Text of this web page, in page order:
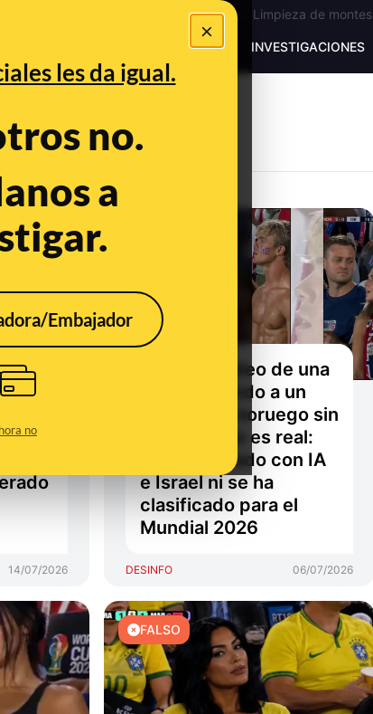
×
les da igual.
no.
a
Embajador
no
Bulos Ceuta • Limpieza de montes
PREBUNKING INVESTIGACIONES
una
un
14/07/2026
No, este vídeo de una
mujer mirando a un
aficionado noruego sin
camiseta no es real:
está generado con IA
e Israel ni se ha
clasificado para el
Mundial 2026
DESINFO 06/07/2026
FALSO